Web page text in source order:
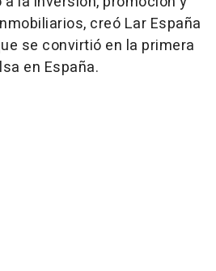
creó Lar España
se convirtió en la primera
en España.